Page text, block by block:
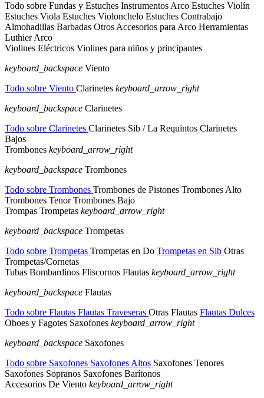
Todo sobre Fundas y Estuches Instrumentos Arco Estuches Violín
Estuches Viola Estuches Violonchelo Estuches Contrabajo
Almohadillas Barbadas Otros Accesorios para Arco Herramientas
Luthier Arco
Violines Eléctricos Violines para niños y principantes
keyboard_backspace Viento
Todo sobre Viento Clarinetes keyboard_arrow_right
keyboard_backspace Clarinetes
Todo sobre Clarinetes Clarinetes Sib / La Requintos Clarinetes
Bajos
Trombones keyboard_arrow_right
keyboard_backspace Trombones
Todo sobre Trombones Trombones de Pistones Trombones Alto
Trombones TenorTrombones Bajo
Trompas Trompetas keyboard_arrow_right
keyboard_backspace Trompetas
Todo sobre Trompetas Trompetas en Do Trompetas en Sib Otras
Trompetas/Cornetas
Tubas Bombardinos Fliscornos Flautas keyboard_arrow_right
keyboard_backspace Flautas
Todo sobre Flautas Flautas Traveseras Otras Flautas Flautas Dulces
Oboes y Fagotes Saxofones keyboard_arrow_right
keyboard_backspace Saxofones
Todo sobre Saxofones Saxofones Altos Saxofones Tenores
Saxofones Sopranos Saxofones Barítonos
Accesorios De Viento keyboard_arrow_right